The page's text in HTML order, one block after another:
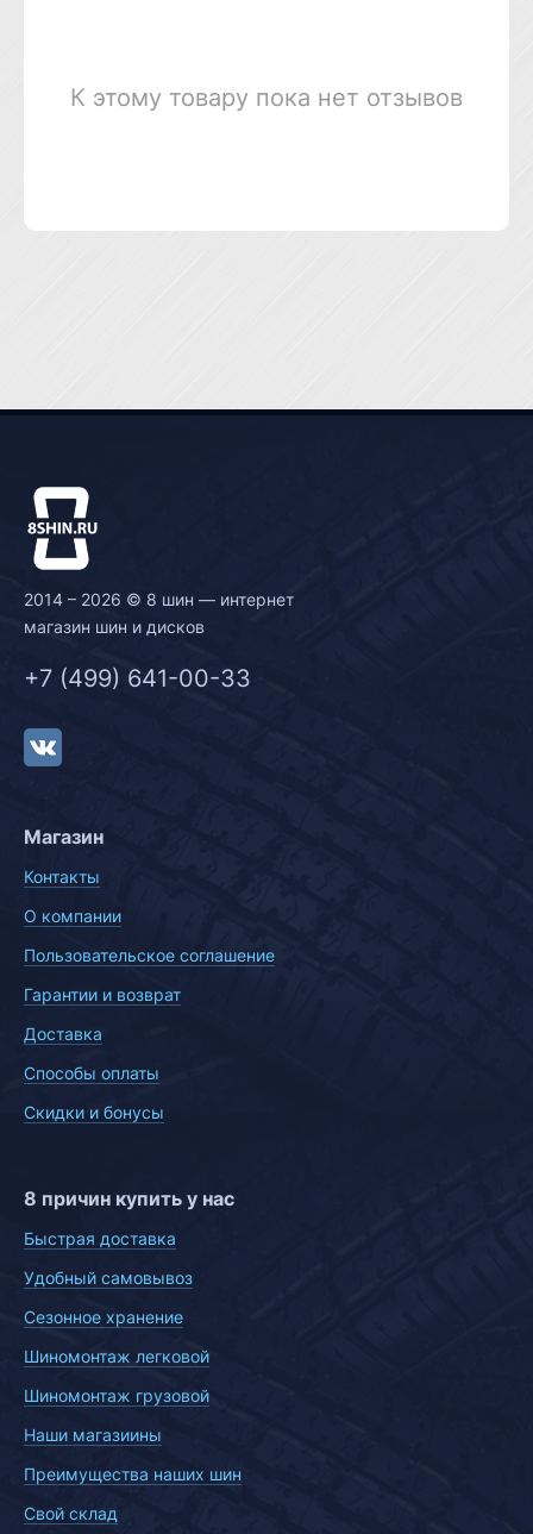
К этому товару пока нет отзывов
2014 – 2026 © 8 шин — интернет
магазин шин и дисков
+7 (499) 641-00-33
Магазин
Контакты
О компании
Пользовательское соглашение
Гарантии и возврат
Доставка
Способы оплаты
Скидки и бонусы
8 причин купить у нас
Быстрая доставка
Удобный самовывоз
Сезонное хранение
Шиномонтаж легковой
Шиномонтаж грузовой
Наши магазиины
Преимущества наших шин
Свой склад